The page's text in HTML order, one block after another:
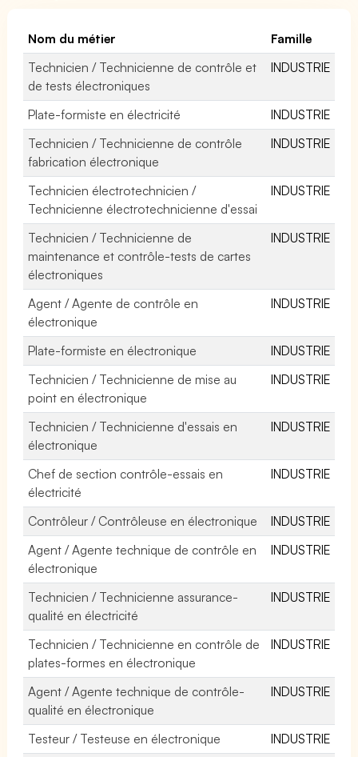
Nom du métier
Famille
Technicien / Technicienne de contrôle et
de tests électroniques
INDUSTRIE
Plate-formiste en électricité
INDUSTRIE
Technicien / Technicienne de contrôle
fabrication électronique
INDUSTRIE
Technicien électrotechnicien /
Technicienne électrotechnicienne d'essai
INDUSTRIE
Technicien / Technicienne de
maintenance et contrôle-tests de cartes
électroniques
INDUSTRIE
Agent / Agente de contrôle en
électronique
INDUSTRIE
Plate-formiste en électronique
INDUSTRIE
Technicien / Technicienne de mise au
point en électronique
INDUSTRIE
Technicien / Technicienne d'essais en
électronique
INDUSTRIE
Chef de section contrôle-essais en
électricité
INDUSTRIE
Contrôleur / Contrôleuse en électronique
INDUSTRIE
Agent / Agente technique de contrôle en
électronique
INDUSTRIE
Technicien / Technicienne assurance-
qualité en électricité
INDUSTRIE
Technicien / Technicienne en contrôle de
plates-formes en électronique
INDUSTRIE
Agent / Agente technique de contrôle-
qualité en électronique
INDUSTRIE
Testeur / Testeuse en électronique
INDUSTRIE